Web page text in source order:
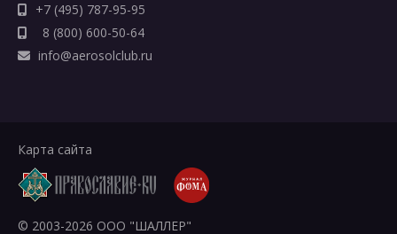
+7 (495) 787-95-95
8 (800) 600-50-64
info@aerosolclub.ru
Карта сайта
© 2003-2026 ООО "ШАЛЛЕР"